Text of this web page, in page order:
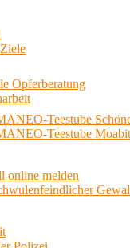
Opferberatung
Teestube
Teestube Moabit
online melden